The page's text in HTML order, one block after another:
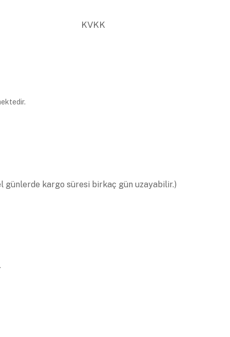
KVKK
günlerde kargo süresi birkaç gün uzayabilir.)